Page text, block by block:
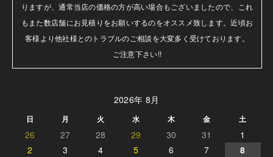
りますが、通常当店の価格の方が高い場合もございましたので、これ
もまた数店舗にお見積りをお願いするのをオススメ致します。近頃お
客様より他社様とのトラブルのご相談を大変多く受けております。
ご注意下さい!!
2026年 8月
日 月 火 水 木 金 土
26 27 28 29 30 31
1
2
3 4 5 6 7
8